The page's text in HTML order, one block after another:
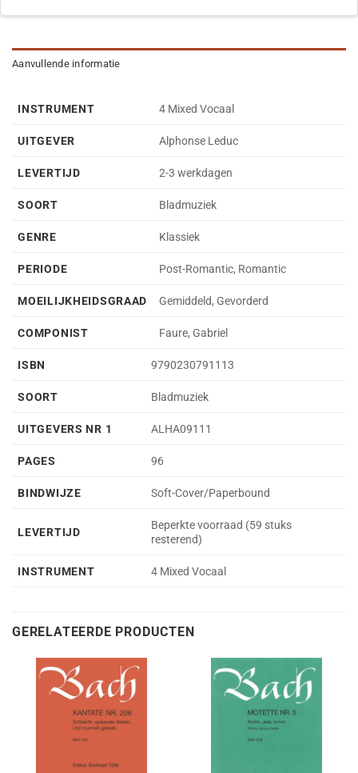
Aanvullende informatie
INSTRUMENT 4 Mixed Vocaal
UITGEVER Alphonse Leduc
LEVERTIJD 2-3 werkdagen
SOORT Bladmuziek
GENRE Klassiek
PERIODE Post-Romantic, Romantic
MOEILIJKHEIDSGRAAD Gemiddeld, Gevorderd
COMPONIST Faure, Gabriel
ISBN 9790230791113
SOORT Bladmuziek
UITGEVERS NR 1 ALHA09111
PAGES 96
BINDWIJZE Soft-Cover/Paperbound
LEVERTIJD
Beperkte voorraad (59 stuks
resterend)
INSTRUMENT 4 Mixed Vocaal
GERELATEERDE PRODUCTEN